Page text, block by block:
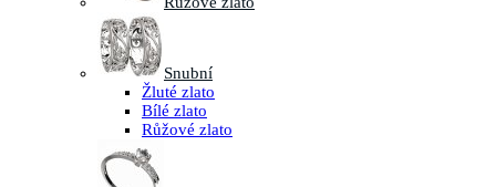
Snubní
Žluté zlato
Bílé zlato
Růžové zlato